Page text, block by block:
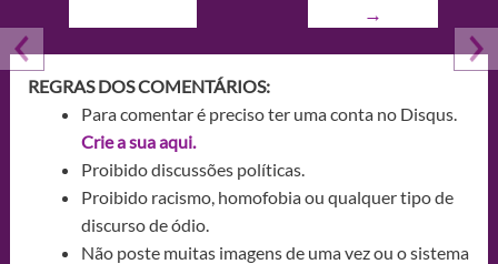
→
REGRAS DOS COMENTÁRIOS:
Para comentar é preciso ter uma conta no Disqus.
Crie a sua aqui.
Proibido discussões políticas.
Proibido racismo, homofobia ou qualquer tipo de
discurso de ódio.
Não poste muitas imagens de uma vez ou o sistema